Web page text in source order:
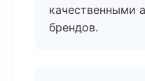
качественными
брендов.